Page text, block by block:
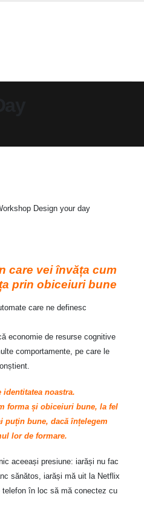
care vei învăța cum
prin obiceiuri bune
care ne definesc
economie de resurse cognitive
comportamente, pe care le
noastra.
forma și obiceiuri bune, la fel
puțin bune, dacă înțelegem
lor de formare.
aceeași presiune: iarăși nu fac
sănătos, iarăși mă uit la Netflix
în loc să mă conectez cu